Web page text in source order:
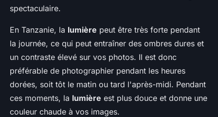
spectaculaire.
En Tanzanie, la lumière peut être très forte pendant
la journée, ce qui peut entraîner des ombres dures et
un contraste élevé sur vos photos. Il est donc
préférable de photographier pendant les heures
dorées, soit tôt le matin ou tard l'après-midi. Pendant
ces moments, la lumière est plus douce et donne une
couleur chaude à vos images.